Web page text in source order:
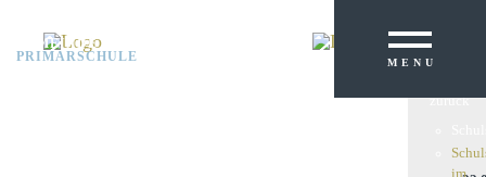
MENU
GEMEINDE
PRIMARSCHULE
Leitbild
zurück
im